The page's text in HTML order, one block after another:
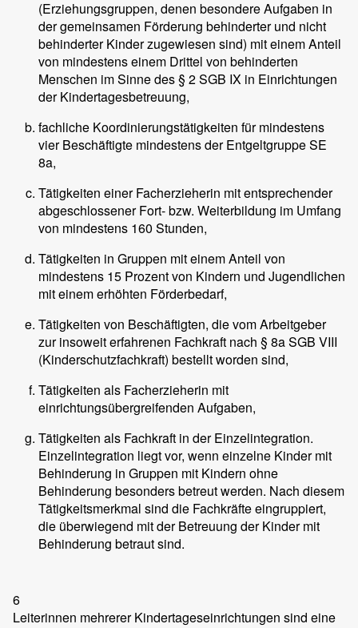
(Erziehungsgruppen, denen besondere Aufgaben in
der gemeinsamen Förderung behinderter und nicht
behinderter Kinder zugewiesen sind) mit einem Anteil
von mindestens einem Drittel von behinderten
Menschen im Sinne des § 2 SGB IX in Einrichtungen
der Kindertagesbetreuung,
fachliche Koordinierungstätigkeiten für mindestens
vier Beschäftigte mindestens der Entgeltgruppe SE
8a,
Tätigkeiten einer Facherzieherin mit entsprechender
abgeschlossener Fort- bzw. Weiterbildung im Umfang
von mindestens 160 Stunden,
Tätigkeiten in Gruppen mit einem Anteil von
mindestens 15 Prozent von Kindern und Jugendlichen
mit einem erhöhten Förderbedarf,
Tätigkeiten von Beschäftigten, die vom Arbeitgeber
zur insoweit erfahrenen Fachkraft nach § 8a SGB VIII
(Kinderschutzfachkraft) bestellt worden sind,
Tätigkeiten als Facherzieherin mit
einrichtungsübergreifenden Aufgaben,
Tätigkeiten als Fachkraft in der Einzelintegration.
Einzelintegration liegt vor, wenn einzelne Kinder mit
Behinderung in Gruppen mit Kindern ohne
Behinderung besonders betreut werden. Nach diesem
Tätigkeitsmerkmal sind die Fachkräfte eingruppiert,
die überwiegend mit der Betreuung der Kinder mit
Behinderung betraut sind.
6
Leiterinnen mehrerer Kindertageseinrichtungen sind eine